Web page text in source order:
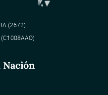
(2672)